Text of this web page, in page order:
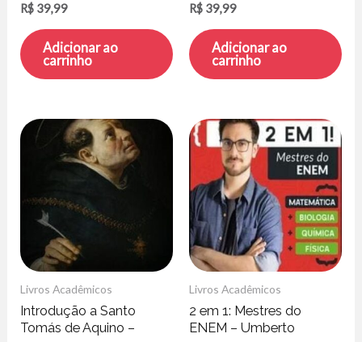
R$ 39,99
Adicionar ao
carrinho
R$ 39,99
Adicionar ao
carrinho
Livros Acadêmicos
Introdução a Santo
Tomás de Aquino –
Livros Acadêmicos
2 em 1: Mestres do
ENEM – Umberto